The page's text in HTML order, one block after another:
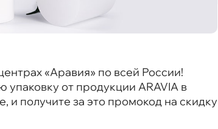
«Аравия» по всей России!
упаковку от продукции ARAVIA в
получите за это промокод на скидку